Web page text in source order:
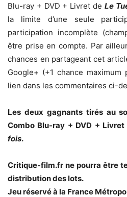
Blu-ray + DVD + Livret de Le
la limite d’une seule
participation incomplète
être prise en compte. Par
chances en partageant cet
Google+ (+1 chance
lien dans les commentaires ci-
Les deux gagnants tirés au
Combo Blu-ray + DVD + Livret
fois.
Critique-film.fr ne pourra être
distribution des lots.
Jeu réservé à la France